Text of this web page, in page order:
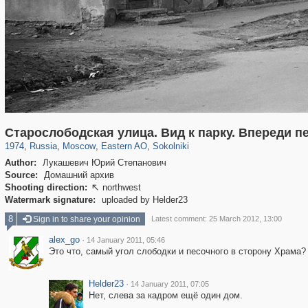
Старослободская улица. Вид к парку. Впереди
1974, Russia
1,407,361 29,248
, Moscow
319,882 8,286
, Eastern AO
20,942 306
, Sokolniki
5,623 49
Author:
Лукашевич Юрий Степанович
Source:
Домашний архив
Shooting direction:  northwest
Watermark signature:
uploaded by Helder23
8 Sign in to share your opinion Latest comment: 25 March 2012, 13:00
alex_go · 14 January 2011, 05:46
Это что, самый угол слободки и песочного в сторону Храма?
Helder23 · 14 January 2011, 07:05
Нет, слева за кадром ещё один дом.